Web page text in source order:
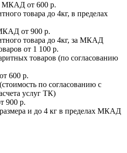
МКАД от 600 р.
товара до 4кг, в пределах
МКАД от 900 р.
товара до 4кг, за МКАД
от 1 100 р.
товаров (по согласованию
от 600 р.
по согласованию с
услуг ТК)
900 р.
и до 4 кг в пределах МКАД